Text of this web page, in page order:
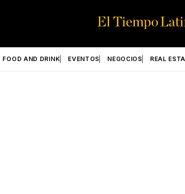
FOOD AND DRINK EVENTOS NEGOCIOS REAL